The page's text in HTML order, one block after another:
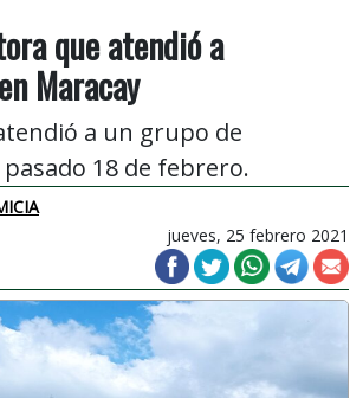
que atendió a
Maracay
a un grupo de
18 de febrero.
jueves, 25 febrero 2021